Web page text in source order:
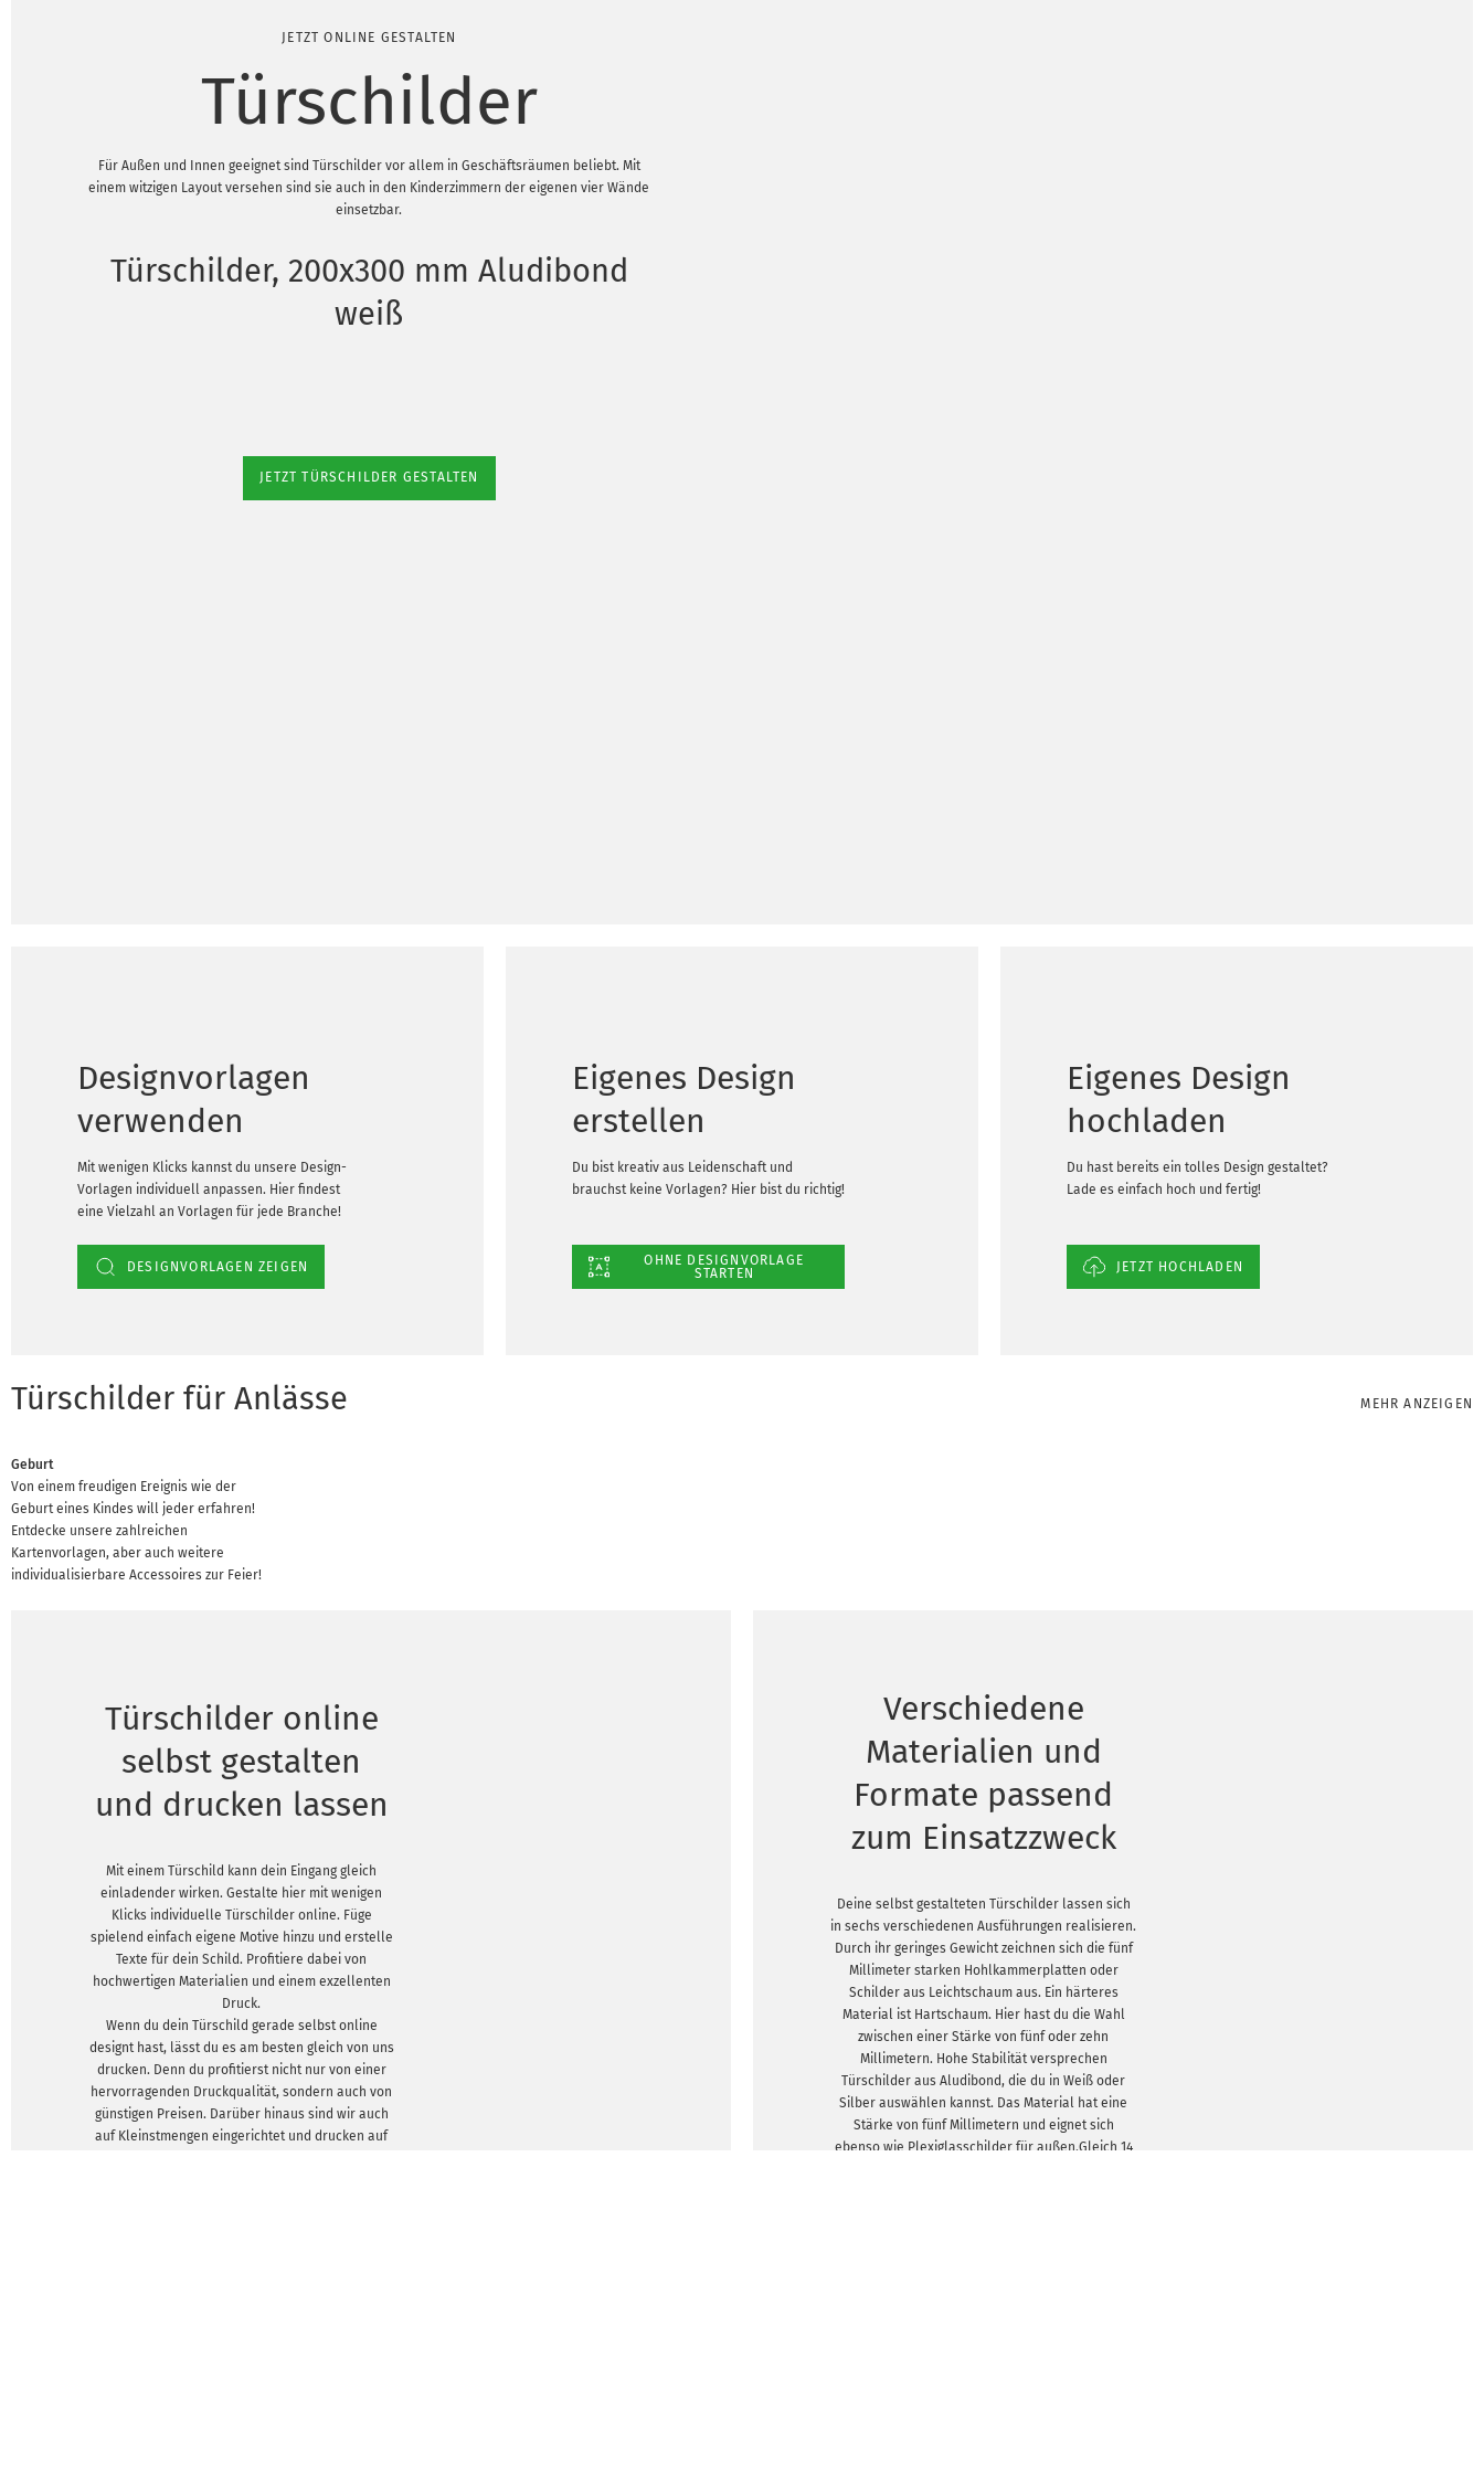
JETZT ONLINE GESTALTEN
Türschilder
Für Außen und Innen geeignet sind Türschilder vor allem in Geschäftsräumen beliebt. Mit
einem witzigen Layout versehen sind sie auch in den Kinderzimmern der eigenen vier Wände
einsetzbar.
Türschilder, 200x300 mm Aludibond
weiß
JETZT TÜRSCHILDER GESTALTEN
Designvorlagen
verwenden
Mit wenigen Klicks kannst du unsere Design-
Vorlagen individuell anpassen. Hier findest
eine Vielzahl an Vorlagen für jede Branche!
DESIGNVORLAGEN ZEIGEN
Eigenes Design
erstellen
Du bist kreativ aus Leidenschaft und
brauchst keine Vorlagen? Hier bist du richtig!
OHNE DESIGNVORLAGE
STARTEN
Eigenes Design
hochladen
Du hast bereits ein tolles Design gestaltet?
Lade es einfach hoch und fertig!
JETZT HOCHLADEN
Türschilder für Anlässe MEHR ANZEIGEN
Geburt
Von einem freudigen Ereignis wie der
Geburt eines Kindes will jeder erfahren!
Entdecke unsere zahlreichen
Kartenvorlagen, aber auch weitere
individualisierbare Accessoires zur Feier!
Türschilder online
selbst gestalten
und drucken lassen
Mit einem Türschild kann dein Eingang gleich
einladender wirken. Gestalte hier mit wenigen
Klicks individuelle Türschilder online. Füge
spielend einfach eigene Motive hinzu und erstelle
Texte für dein Schild. Profitiere dabei von
hochwertigen Materialien und einem exzellenten
Druck.
Wenn du dein Türschild gerade selbst online
designt hast, lässt du es am besten gleich von uns
drucken. Denn du profitierst nicht nur von einer
hervorragenden Druckqualität, sondern auch von
günstigen Preisen. Darüber hinaus sind wir auch
auf Kleinstmengen eingerichtet und drucken auf
Verschiedene
Materialien und
Formate passend
zum Einsatzzweck
Deine selbst gestalteten Türschilder lassen sich
in sechs verschiedenen Ausführungen realisieren.
Durch ihr geringes Gewicht zeichnen sich die fünf
Millimeter starken Hohlkammerplatten oder
Schilder aus Leichtschaum aus. Ein härteres
Material ist Hartschaum. Hier hast du die Wahl
zwischen einer Stärke von fünf oder zehn
Millimetern. Hohe Stabilität versprechen
Türschilder aus Aludibond, die du in Weiß oder
Silber auswählen kannst. Das Material hat eine
Stärke von fünf Millimetern und eignet sich
ebenso wie Plexiglasschilder für außen.Gleich 14